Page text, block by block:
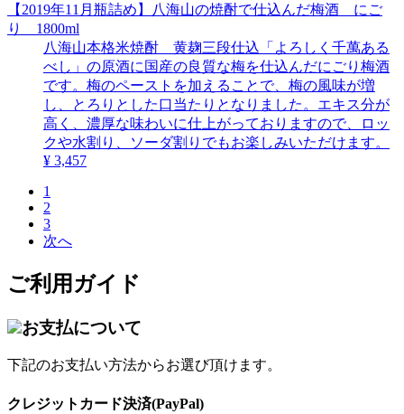
【2019年11月瓶詰め】八海山の焼酎で仕込んだ梅酒 にご
り 1800ml
八海山本格米焼酎 黄麹三段仕込「よろしく千萬ある
べし」の原酒に国産の良質な梅を仕込んだにごり梅酒
です。梅のペーストを加えることで、梅の風味が増
し、とろりとした口当たりとなりました。エキス分が
高く、濃厚な味わいに仕上がっておりますので、ロッ
クや水割り、ソーダ割りでもお楽しみいただけます。
¥ 3,457
1
2
3
次へ
ご利用ガイド
お支払について
下記のお支払い方法からお選び頂けます。
クレジットカード決済(PayPal)